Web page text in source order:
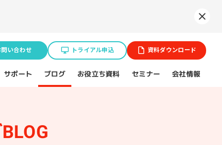
問い合わせ トライアル申込 資料ダウンロード
ン
サポート ブログ お役立ち資料 セミナー 会社情報